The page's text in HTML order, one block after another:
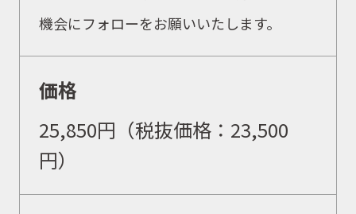
会社概要
機会にフォローをお願いいたします。
価格
25,850円（税抜価格： 23,500
円）